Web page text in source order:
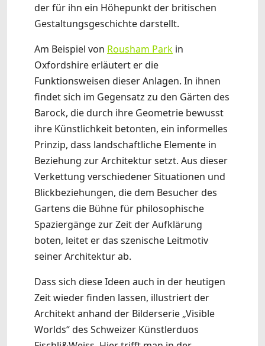
der für ihn ein Höhepunkt der britischen
Gestaltungsgeschichte darstellt.
Am Beispiel von Rousham Park in
Oxfordshire erläutert er die
Funktionsweisen dieser Anlagen. In ihnen
findet sich im Gegensatz zu den Gärten des
Barock, die durch ihre Geometrie bewusst
ihre Künstlichkeit betonten, ein informelles
Prinzip, dass landschaftliche Elemente in
Beziehung zur Architektur setzt. Aus dieser
Verkettung verschiedener Situationen und
Blickbeziehungen, die dem Besucher des
Gartens die Bühne für philosophische
Spaziergänge zur Zeit der Aufklärung
boten, leitet er das szenische Leitmotiv
seiner Architektur ab.
Dass sich diese Ideen auch in der heutigen
Zeit wieder finden lassen, illustriert der
Architekt anhand der Bilderserie „Visible
Worlds“ des Schweizer Künstlerduos